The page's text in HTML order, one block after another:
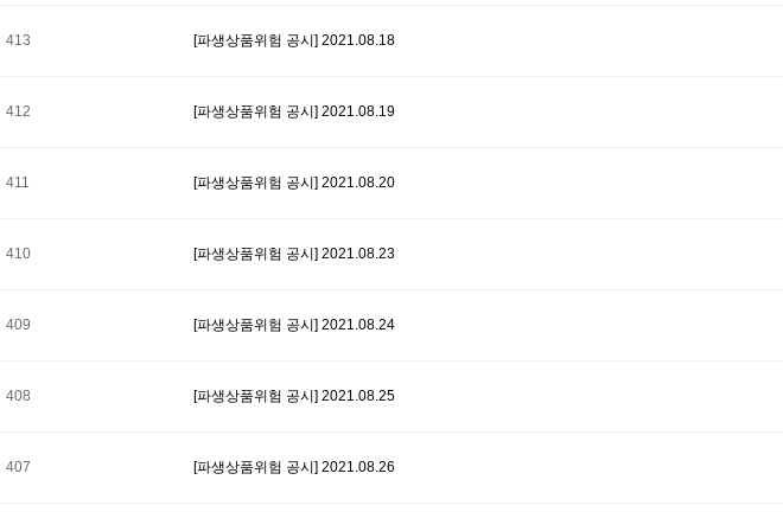
413 [파생상품위험 공시] 2021.08.18
412 [파생상품위험 공시] 2021.08.19
411 [파생상품위험 공시] 2021.08.20
410 [파생상품위험 공시] 2021.08.23
409 [파생상품위험 공시] 2021.08.24
408 [파생상품위험 공시] 2021.08.25
407 [파생상품위험 공시] 2021.08.26